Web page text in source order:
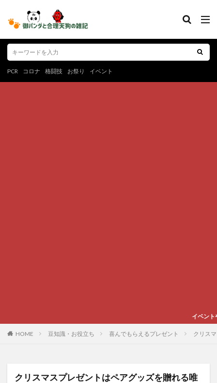
PCR コロナ 格闘技 お祭り イベント
イベントやグルメ、スポーツ
HOME 豆知識・お役立ち 喜んでもらえるプレゼント クリス
クリスマスプレゼントはペアグッズを贈れる唯